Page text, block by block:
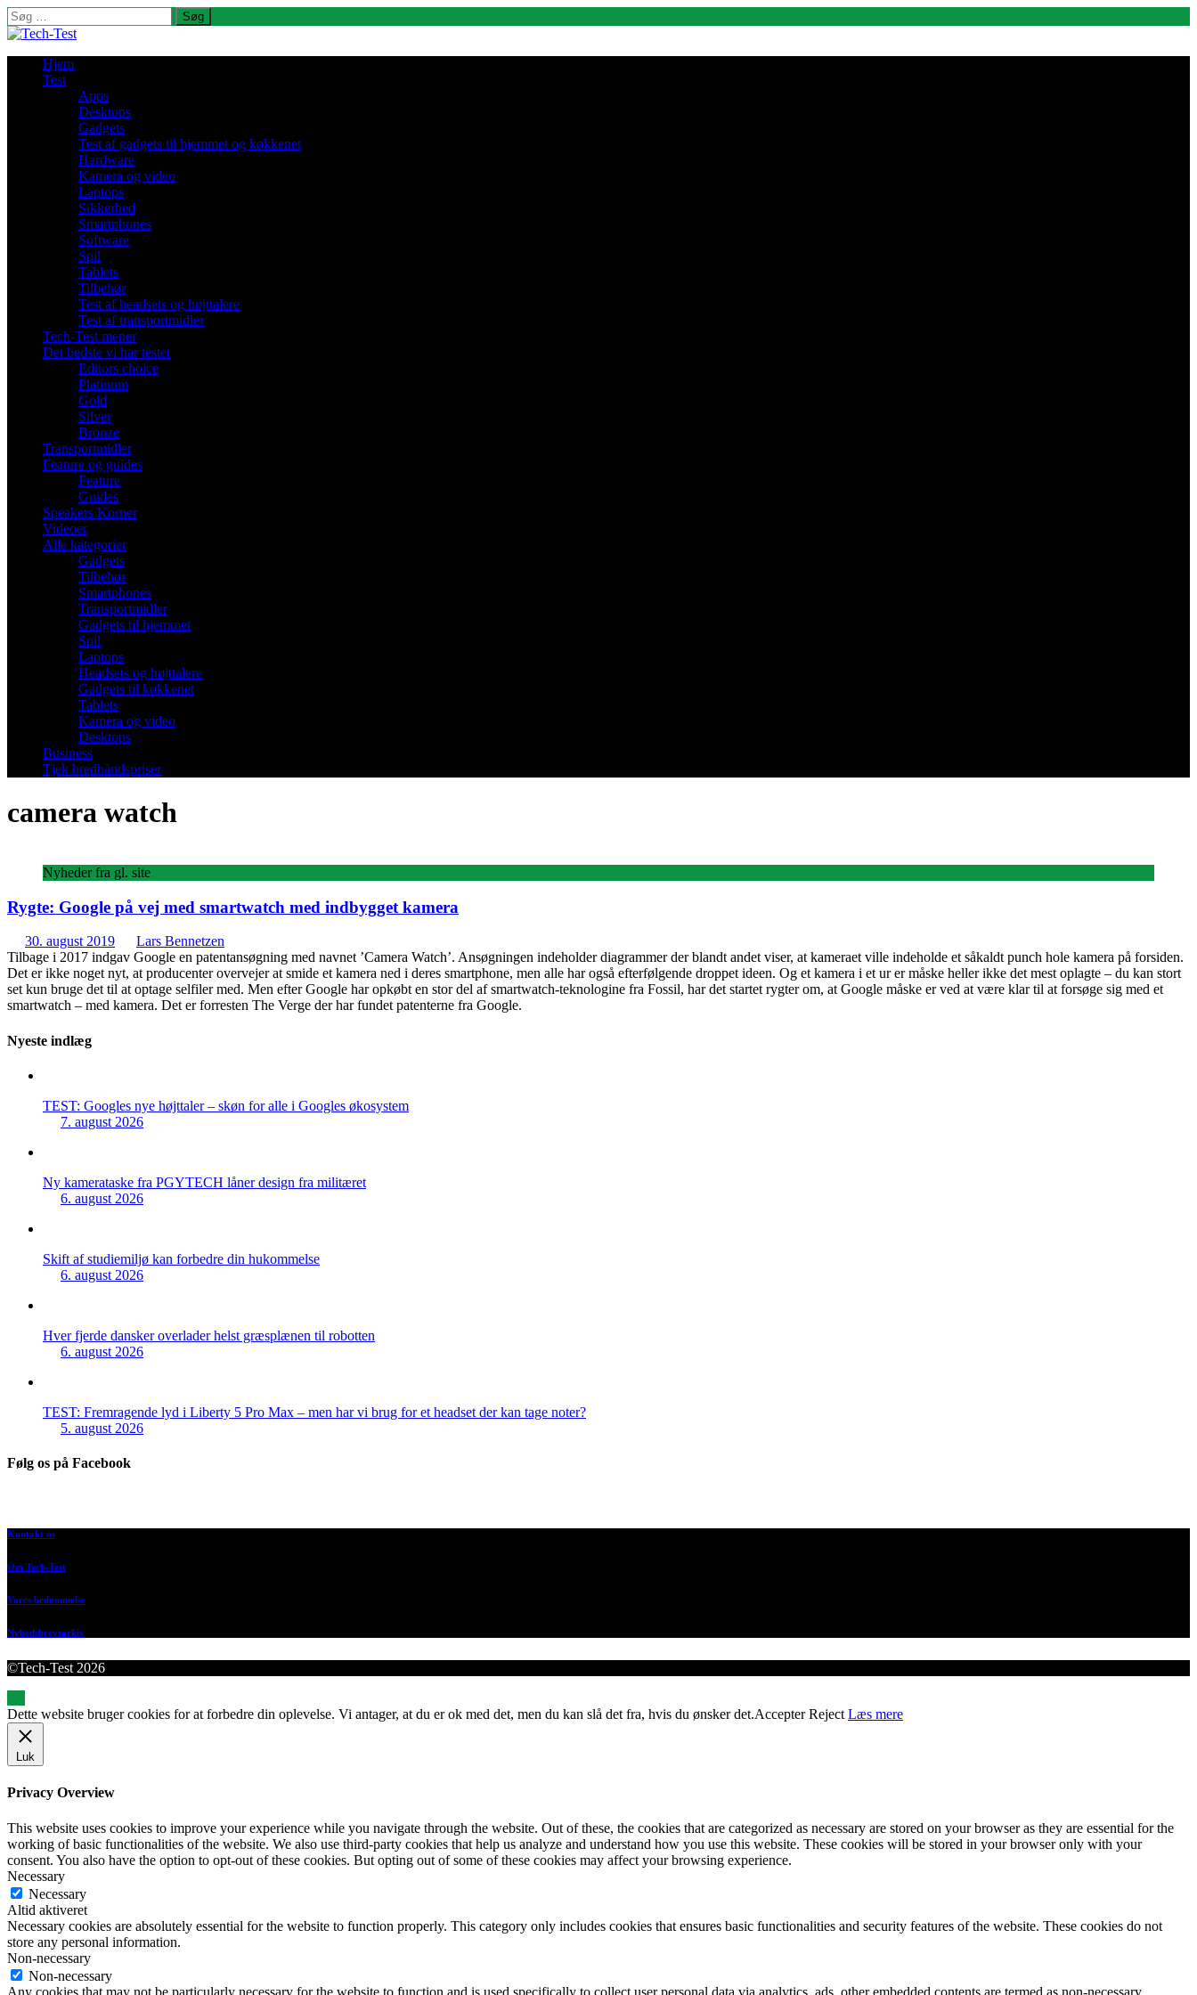
Søg
efter:
Hjem
Test
Apps
Desktops
Gadgets
Test af gadgets til hjemmet og køkkenet
Hardware
Kamera og video
Laptops
Sikkerhed
Smartphones
Software
Spil
Tablets
Tilbehør
Test af headsets og højttalere
Test af transportmidler
Tech-Test mener
Det bedste vi har testet
Editors choice
Platinum
Gold
Silver
Bronze
Transportmidler
Feature og guides
Feature
Guides
Speakers Korner
Videoer
Alle kategorier
Gadgets
Tilbehør
Smartphones
Transportmidler
Gadgets til hjemmet
Spil
Laptops
Headsets og højttalere
Gadgets til køkkenet
Tablets
Kamera og video
Desktops
Business
Tjek bredbåndspriser
camera watch
Nyheder fra gl. site
Rygte: Google på vej med smartwatch med indbygget kamera
30. august 2019
Lars Bennetzen
Tilbage i 2017 indgav Google en patentansøgning med navnet ’Camera Watch’. Ansøgningen indeholder diagrammer der blandt andet viser, at kameraet ville indeholde et såkaldt punch hole kamera på forsiden.
Det er ikke noget nyt, at producenter overvejer at smide et kamera ned i deres smartphone, men alle har også efterfølgende droppet ideen. Og et kamera i et ur er måske heller ikke det mest oplagte – du kan stort
set kun bruge det til at optage selfiler med. Men efter Google har opkøbt en stor del af smartwatch-teknologine fra Fossil, har det startet rygter om, at Google måske er ved at være klar til at forsøge sig med et
smartwatch – med kamera. Det er forresten The Verge der har fundet patenterne fra Google.
Nyeste indlæg
TEST: Googles nye højttaler – skøn for alle i Googles økosystem
7. august 2026
Ny kamerataske fra PGYTECH låner design fra militæret
6. august 2026
Skift af studiemiljø kan forbedre din hukommelse
6. august 2026
Hver fjerde dansker overlader helst græsplænen til robotten
6. august 2026
TEST: Fremragende lyd i Liberty 5 Pro Max – men har vi brug for et headset der kan tage noter?
5. august 2026
Følg os på Facebook
Kontakt os
Om Tech-Test
Vores bedømmelse
Nyhedsbrevsarkiv
©Tech-Test 2026
Dette website bruger cookies for at forbedre din oplevelse. Vi antager, at du er ok med det, men du kan slå det fra, hvis du ønsker det.Accepter Reject Læs mere
Luk
Privacy Overview
This website uses cookies to improve your experience while you navigate through the website. Out of these, the cookies that are categorized as necessary are stored on your browser as they are essential for the
working of basic functionalities of the website. We also use third-party cookies that help us analyze and understand how you use this website. These cookies will be stored in your browser only with your
consent. You also have the option to opt-out of these cookies. But opting out of some of these cookies may affect your browsing experience.
Necessary
Necessary
Altid aktiveret
Necessary cookies are absolutely essential for the website to function properly. This category only includes cookies that ensures basic functionalities and security features of the website. These cookies do not
store any personal information.
Non-necessary
Non-necessary
Any cookies that may not be particularly necessary for the website to function and is used specifically to collect user personal data via analytics, ads, other embedded contents are termed as non-necessary